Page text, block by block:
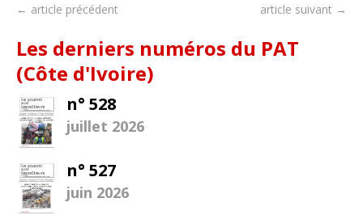
← article précédent article suivant →
Les derniers numéros du PAT
(Côte d'Ivoire)
n° 528
juillet 2026
n° 527
juin 2026